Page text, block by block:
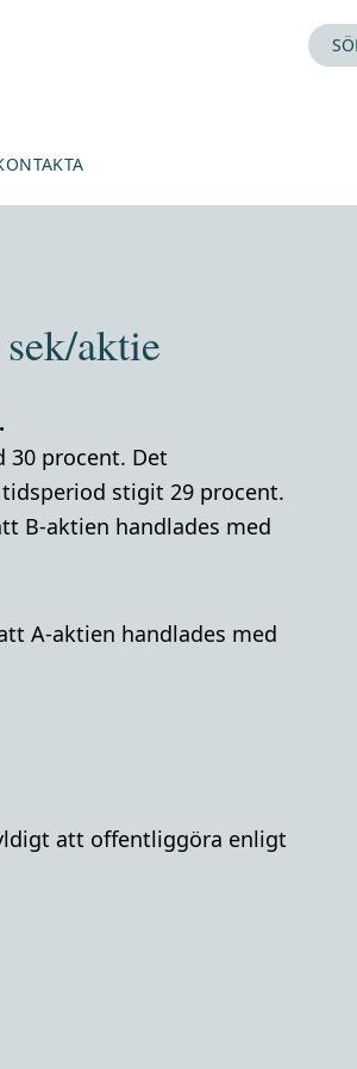
aktie
30 procent. Det
stigit 29 procent.
B-aktien handlades med
A-aktien handlades med
att offentliggöra enligt